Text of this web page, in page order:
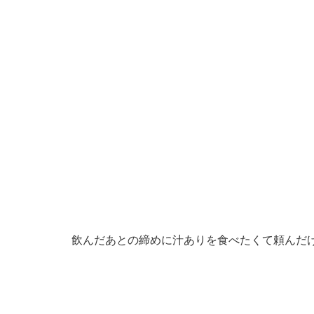
飲んだあとの締めに汁ありを食べたくて頼んだ